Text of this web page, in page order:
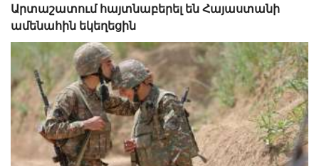
Արտաշատում հայտնաբերել են Հայաստանի
ամենահին եկեղեցին